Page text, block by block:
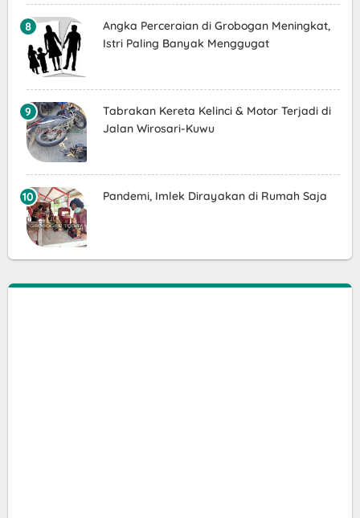
Angka Perceraian di Grobogan Meningkat,
Istri Paling Banyak Menggugat
Tabrakan Kereta Kelinci & Motor Terjadi di
Jalan Wirosari-Kuwu
Pandemi, Imlek Dirayakan di Rumah Saja